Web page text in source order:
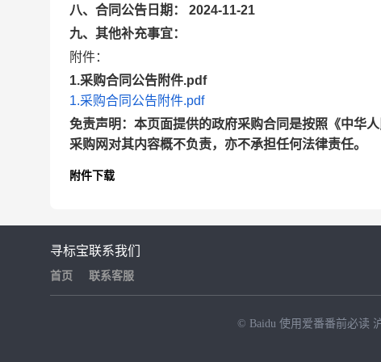
八、合同公告日期： 2024-11-21
九、其他补充事宜：
附件：
1.采购合同公告附件.pdf
1.采购合同公告附件.pdf
免责声明：本页面提供的政府采购合同是按照《中华
采购网对其内容概不负责，亦不承担任何法律责任。
附件下载
寻标宝
首页
联系我们
联系客服
© Baidu 使用爱番番前必读